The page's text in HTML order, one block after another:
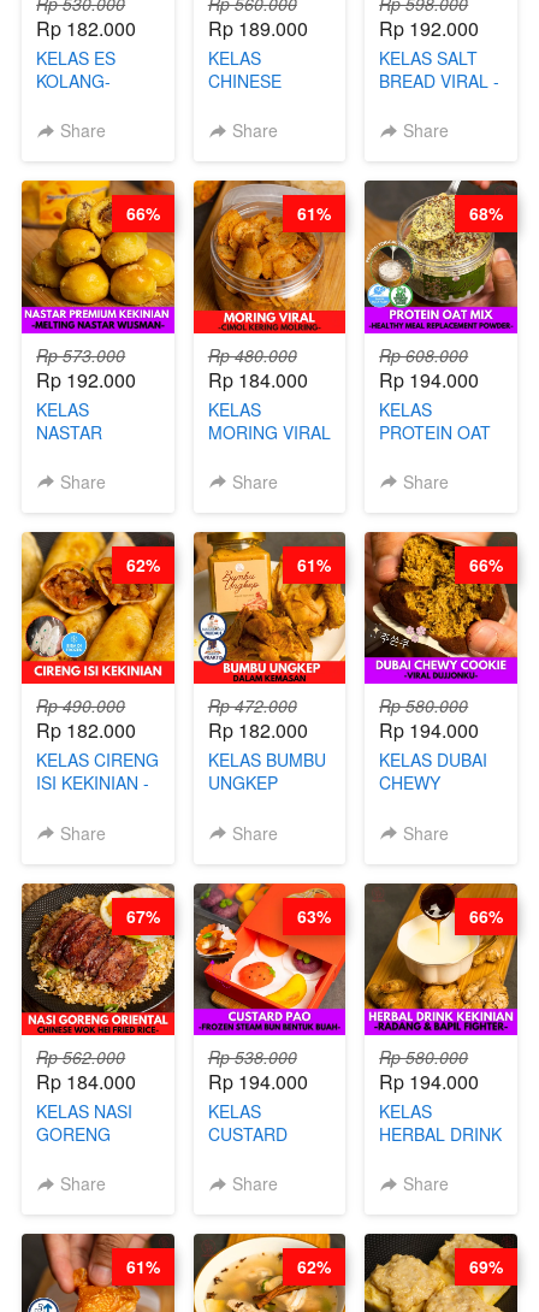
Rp 182.000
KELAS ES
KOLANG-
- TANPA SIRUP
Share
Rp 189.000
KELAS
CHINESE
- HERBAL SKIN
ARISUDANA
Share
Rp 192.000
KELAS SALT
BREAD VIRAL -
HITS JAKARTA
Share
Rp 573.000
Rp 192.000
KELAS
NASTAR
KEKINIAN -
WIJSMAN- BY
CHEF DITA
Share
66%
Rp 480.000
Rp 184.000
KELAS
MORING VIRAL
KERING
Share
61%
Rp 608.000
Rp 194.000
KELAS
PROTEIN OAT
MEAL
BARISTA
ARISUDANA
Share
68%
Rp 490.000
Rp 182.000
KELAS CIRENG
ISI KEKINIAN -
Share
62%
Rp 472.000
Rp 182.000
KELAS BUMBU
UNGKEP
KEMASAN - BY
Share
61%
Rp 580.000
Rp 194.000
KELAS DUBAI
CHEWY
VIRAL
DITA
Share
66%
Rp 562.000
Rp 184.000
KELAS NASI
GORENG
CHINESE WOK
CHEF
STEPHANIE
Share
67%
Rp 538.000
Rp 194.000
KELAS
CUSTARD
STEAM BUN
CHEF DITA
Share
63%
Rp 580.000
Rp 194.000
KELAS
HERBAL DRINK
RADANG &
BARISTA
ARISUDANA
Share
66%
61% 62% 69%